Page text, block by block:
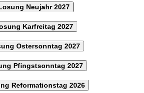
Neujahr 2027
Karfreitag 2027
Ostersonntag 2027
Pfingstsonntag 2027
Reformationstag 2026